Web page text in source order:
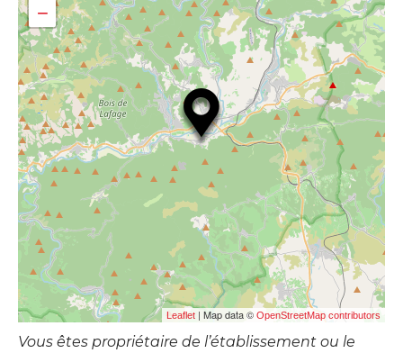
−
Leaflet | Map data © OpenStreetMap contributors
Vous êtes propriétaire de l’établissement ou le